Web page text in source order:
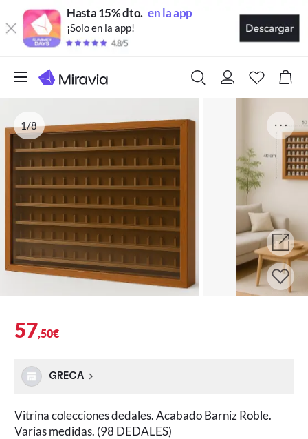
Hasta 15% dto. en la app
¡Solo en la app!
1/8
57,50€
GRECA
Vitrina colecciones dedales. Acabado Barniz Roble.
Varias medidas. (98 DEDALES)